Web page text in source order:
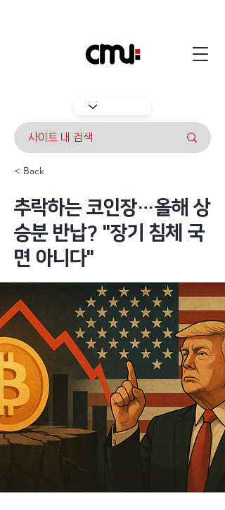
< Back
추락하는 코인장…올해 상
승분 반납? "장기 침체 국
면 아니다"